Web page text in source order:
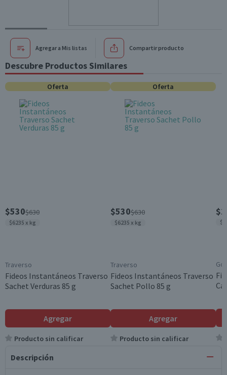
Agregar a Mis listas Compartir producto
Descubre Productos Similares
Oferta
$530$630
$6235 x kg
Traverso
Fideos Instantáneos Traverso
Sachet Verduras 85 g
Agregar
Producto sin calificar
Oferta
$530$630
$6235 x kg
Traverso
Fideos Instantáneos Traverso
Sachet Pollo 85 g
Agregar
Producto sin calificar
Descripción